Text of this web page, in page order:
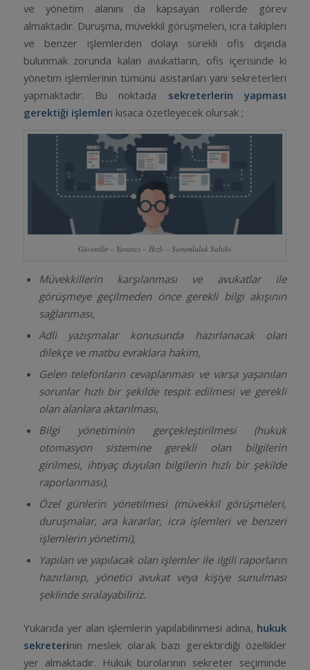
ve yönetim alanını da kapsayan rollerde görev
almaktadır. Duruşma, müvekkil görüşmeleri, icra takipleri
ve benzer işlemlerden dolayı sürekli ofis dışında
bulunmak zorunda kalan avukatların, ofis içerisinde ki
yönetim işlemlerinin tümünü asistanları yani sekreterleri
yapmaktadır. Bu noktada sekreterlerin yapması
gerektiği işlemleri kısaca özetleyecek olursak ;
Güvenilir – Yaratıcı – Hızlı – Sorumluluk Sahibi
Müvekkillerin karşılanması ve avukatlar ile
görüşmeye geçilmeden önce gerekli bilgi akışının
sağlanması,
Adli yazışmalar konusunda hazırlanacak olan
dilekçe ve matbu evraklara hakim,
Gelen telefonların cevaplanması ve varsa yaşanılan
sorunlar hızlı bir şekilde tespit edilmesi ve gerekli
olan alanlara aktarılması,
Bilgi yönetiminin gerçekleştirilmesi (hukuk
otomasyon sistemine gerekli olan bilgilerin
girilmesi, ihtiyaç duyulan bilgilerin hızlı bir şekilde
raporlanması),
Özel günlerin yönetilmesi (müvekkil görüşmeleri,
duruşmalar, ara kararlar, icra işlemleri ve benzeri
işlemlerin yönetimi),
Yapılan ve yapılacak olan işlemler ile ilgili raporların
hazırlanıp, yönetici avukat veya kişiye sunulması
şeklinde sıralayabiliriz.
Yukarıda yer alan işlemlerin yapılabilinmesi adına, hukuk
sekreterinin meslek olarak bazı gerektirdiği özellikler
yer almaktadır. Hukuk bürolarının sekreter seçiminde